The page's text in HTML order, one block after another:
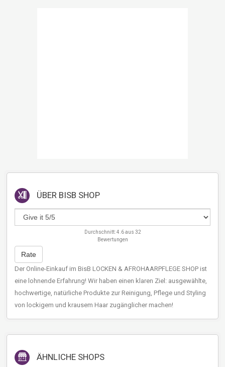
ÜBER BISB SHOP
Durchschnitt:4.6 aus 32
Bewertungen
Rate
Der Online-Einkauf im BisB LOCKEN & AFROHAARPFLEGE SHOP ist
eine lohnende Erfahrung! Wir haben einen klaren Ziel: ausgewählte,
hochwertige, natürliche Produkte zur Reinigung, Pflege und Styling
von lockigem und krausem Haar zugänglicher machen!
ÄHNLICHE SHOPS